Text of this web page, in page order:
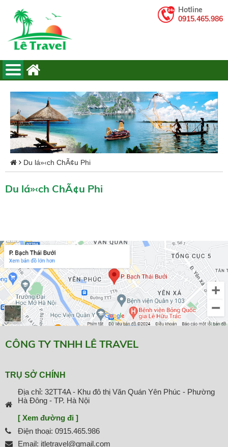
Hotline
0915.465.986
Du lá»‹ch ChÃ¢u Phi
Du lá»‹ch ChÃ¢u Phi
CÔNG TY TNHH LÊ TRAVEL
TRỤ SỞ CHÍNH
Địa chỉ: 32TT4A - Khu đô thị Văn Quán Yên Phúc - Phường
Hà Đông - TP. Hà Nội
[ Xem đường đi ]
Điện thoại: 0915.465.986
Email: itletravel@gmail.com